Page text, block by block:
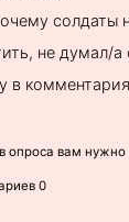
солдаты
не думал/а
в
опроса вам нужно
0